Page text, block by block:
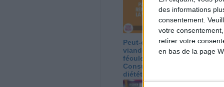
des informations
consentement.
votre
retirer votre
en bas de la page
Peut-on remplacer la
viande par des
féculents ?
Consultation
diététique du
05/08/2026